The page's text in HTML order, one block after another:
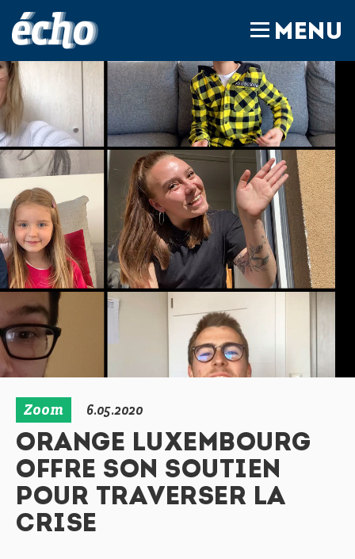
MENU
Zoom 6.05.2020
ORANGE LUXEMBOURG
OFFRE SON SOUTIEN
POUR TRAVERSER LA
CRISE